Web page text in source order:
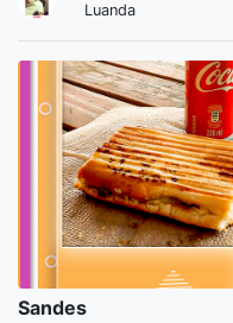
Luanda
Sandes